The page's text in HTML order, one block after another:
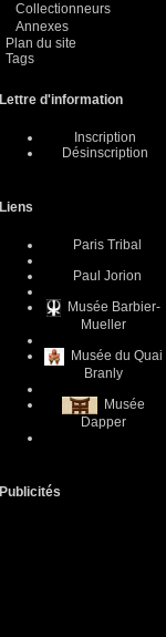
Collectionneurs
Annexes
Plan du site
Tags
Lettre d'information
Inscription
Désinscription
Liens
Paris Tribal
Paul Jorion
Musée Barbier-
Mueller
Musée du Quai
Branly
Musée
Dapper
Publicités